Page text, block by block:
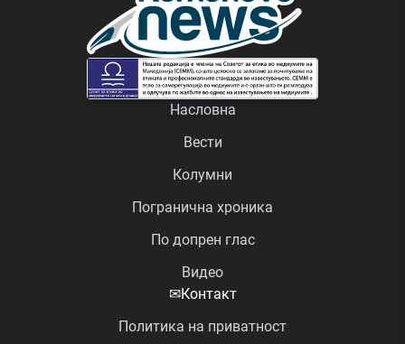
Насловна
Вести
Колумни
Погранична хроника
По допрен глас
Видео
✉Контакт
Политика на приватност